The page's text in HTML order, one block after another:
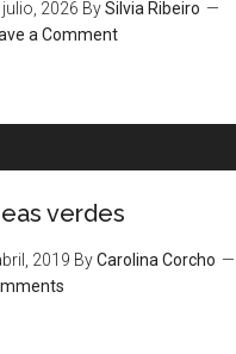
julio, 2026 BySilvia Ribeiro
a Comment
verdes
2019 ByCarolina Corcho